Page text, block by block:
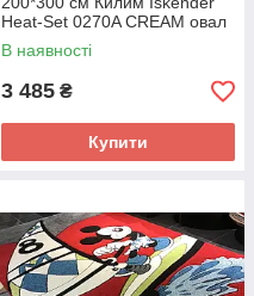
Heat-Set 0270A CREAM овал
В наявності
3 485 ₴
Купити